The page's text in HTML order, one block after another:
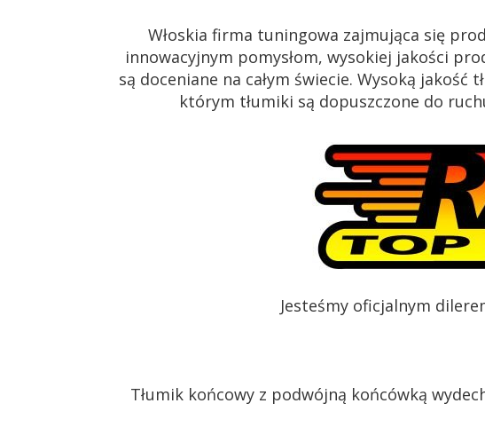
Włoskia firma tuningowa zajmująca się
innowacyjnym pomysłom, wysokiej jakości
są doceniane na całym świecie. Wysoką jakość
którym tłumiki są dopuszczone do
Jesteśmy oficjalnym
Tłumik końcowy z podwójną końcówką